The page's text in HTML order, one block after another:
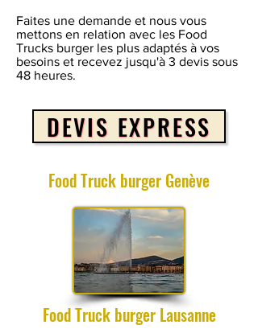
Faites une demande et nous vous
mettons en relation avec les Food
Trucks burger les plus adaptés à vos
besoins et recevez jusqu'à 3 devis sous
48 heures.
Food Truck burger Genève
DEVIS EXPRESS
Food Truck burger Lausanne